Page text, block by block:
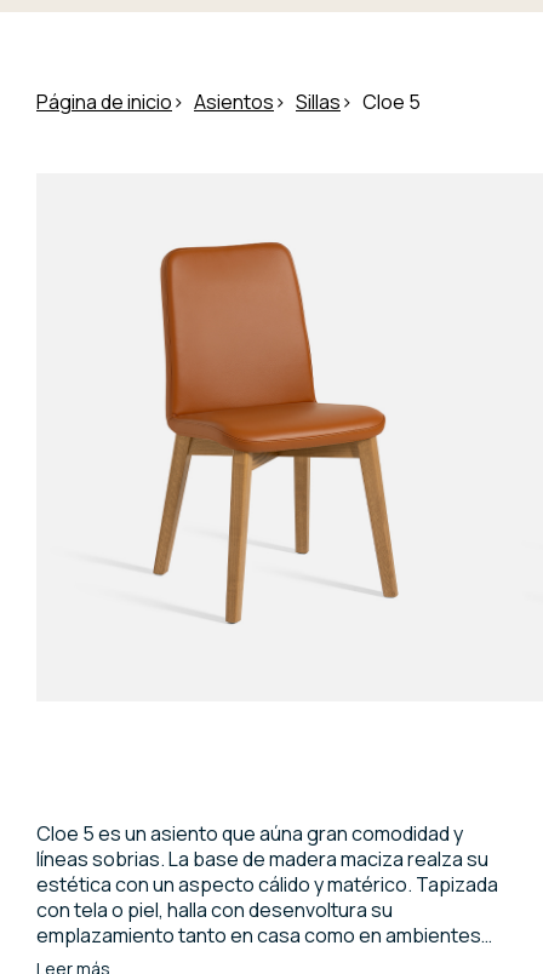
Página de inicio Asientos Sillas Cloe 5
Cloe 5 es un asiento que aúna gran comodidad y
líneas sobrias. La base de madera maciza realza su
estética con un aspecto cálido y matérico. Tapizada
con tela o piel, halla con desenvoltura su
emplazamiento tanto en casa como en ambientes
contract.
Leer más